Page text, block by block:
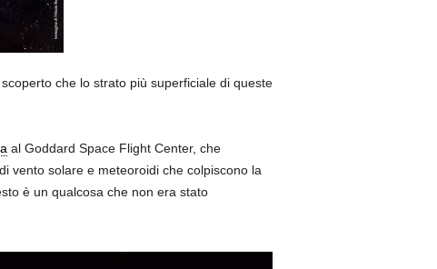
che lo strato più superficiale di queste
al Goddard Space Flight Center, che
vento solare e meteoroidi che colpiscono la
è un qualcosa che non era stato